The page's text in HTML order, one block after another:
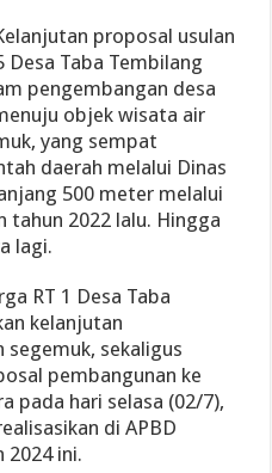
proposal usulan
Desa Taba Tembilang
pengembangan desa
objek wisata air
yang sempat
daerah melalui Dinas
500 meter melalui
tahun 2022 lalu. Hingga
lagi.
RT 1 Desa Taba
kelanjutan
sekaligus
pembangunan ke
pada hari selasa (02/7),
di APBD
2024 ini.